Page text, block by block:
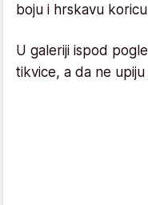
boju i hrskavu
U galeriji ispod
tikvice, a da ne upiju